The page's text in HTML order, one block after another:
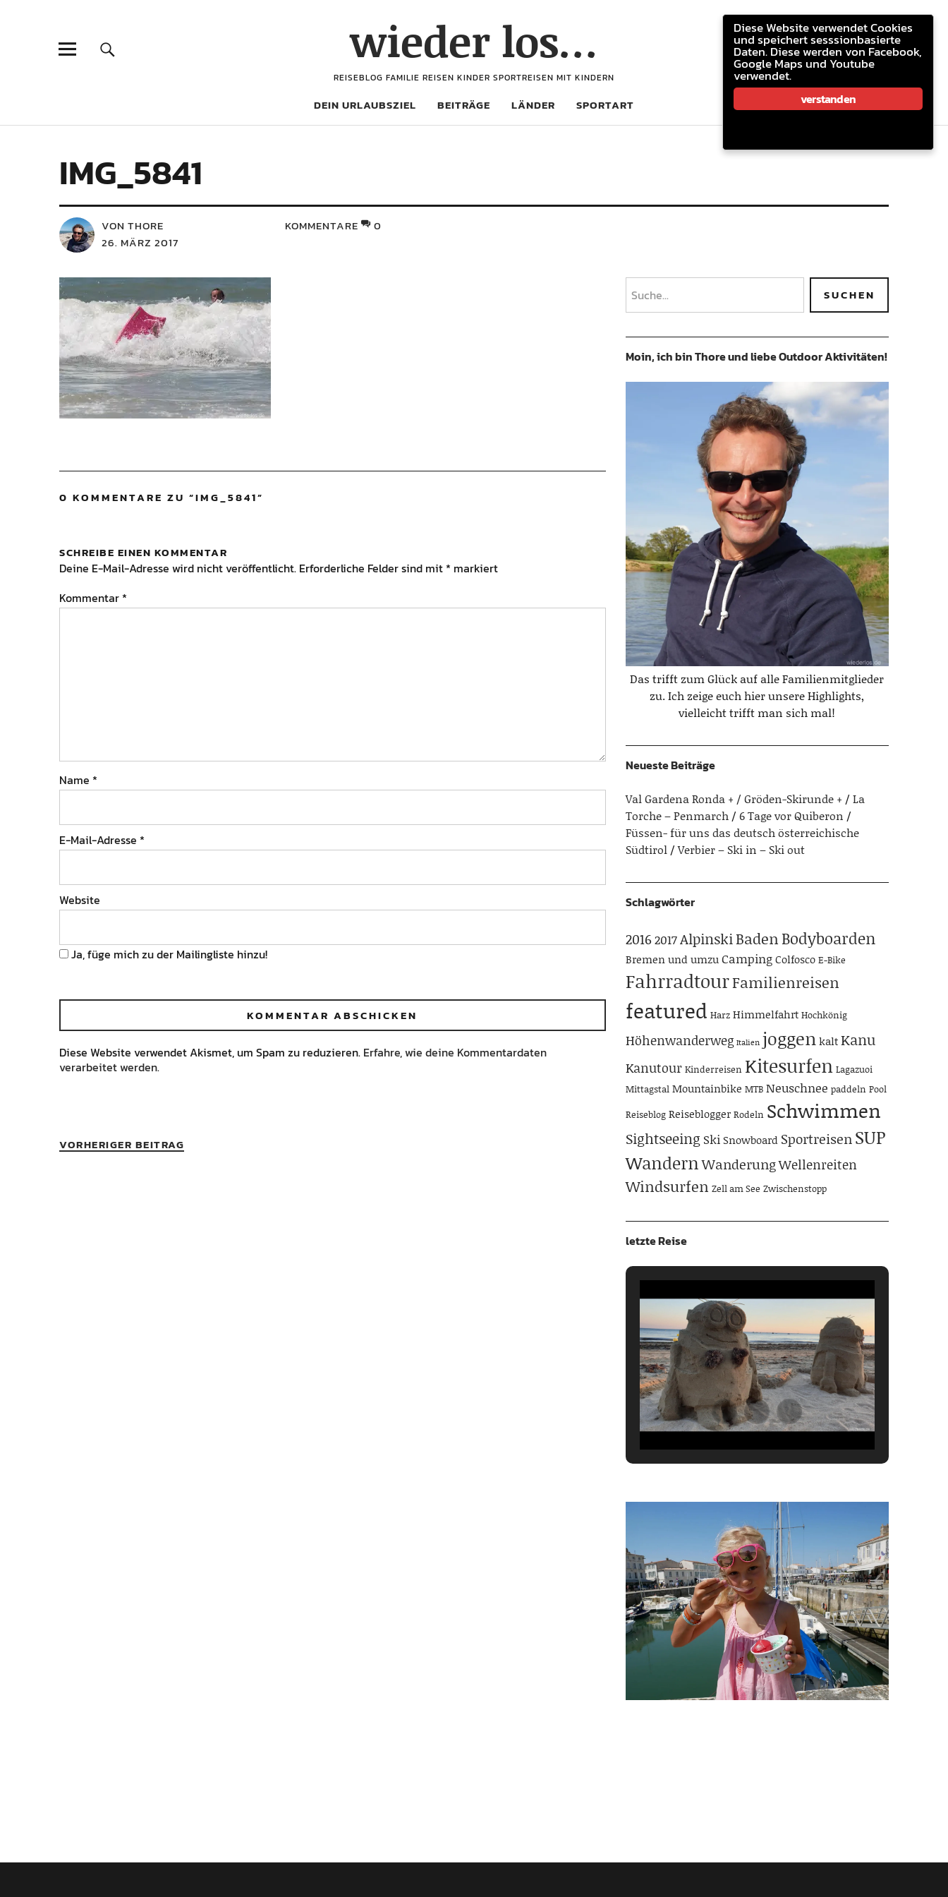
wieder los…
REISEBLOG FAMILIE REISEN KINDER SPORTREISEN MIT KINDERN
DEIN URLAUBSZIEL BEITRÄGE LÄNDER SPORTART
IMG_5841
VON THORE
26. MÄRZ 2017
KOMMENTARE 0
0 KOMMENTARE ZU “IMG_5841”
SCHREIBE EINEN KOMMENTAR
Deine E-Mail-Adresse wird nicht veröffentlicht. Erforderliche Felder sind mit * markiert
Kommentar *
Name *
E-Mail-Adresse *
Website
Ja, füge mich zu der Mailingliste hinzu!
Diese Website verwendet Akismet, um Spam zu reduzieren. Erfahre, wie deine Kommentardaten
verarbeitet werden.
VORHERIGER BEITRAG
Moin, ich bin Thore und liebe Outdoor Aktivitäten!
Das trifft zum Glück auf alle Familienmitglieder
zu. Ich zeige euch hier unsere Highlights,
vielleicht trifft man sich mal!
Neueste Beiträge
Val Gardena Ronda + / Gröden-Skirunde +
La
Torche – Penmarch
6 Tage vor Quiberon
Füssen- für uns das deutsch österreichische
Südtirol
Verbier – Ski in – Ski out
Schlagwörter
2016 2017AlpinskiBaden Bodyboarden
Bremen und umzuCampingColfosco E-Bike
FahrradtourFamilienreisen
featured Harz Himmelfahrt Hochkönig
Höhenwanderweg Italien joggenkaltKanu
Kanutour Kinderreisen Kitesurfen Lagazuoi
Mittagstal Mountainbike MTB Neuschnee paddeln Pool
Reiseblog Reiseblogger Rodeln Schwimmen
Sightseeing SkiSnowboard SportreisenSUP
WandernWanderungWellenreiten
Windsurfen Zell am See Zwischenstopp
letzte Reise
Diese Website verwendet Cookies
und speichert sesssionbasierte
Daten. Diese werden von Facebook,
Google Maps und Youtube
verwendet.
verstanden